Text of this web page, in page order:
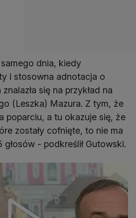
dnia, kiedy
i stosowna adnotacja o
się na przykład na
(Leszka) Mazura. Z tym, że
poparciu, a tu okazuje się, że
zostały cofnięte, to nie ma
- podkreślił Gutowski.